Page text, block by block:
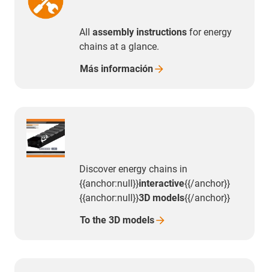
All assembly instructions for energy
chains at a glance.
Más información
Discover energy chains in
{{anchor:null}}interactive{{/anchor}}
{{anchor:null}}3D models{{/anchor}}
To the 3D models